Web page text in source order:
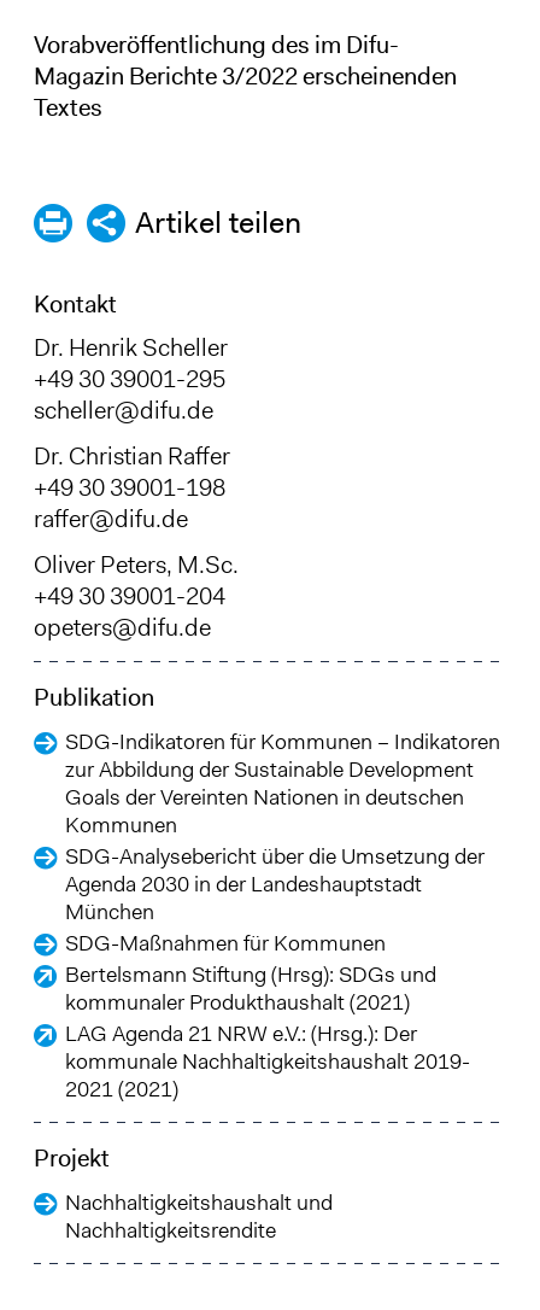
Vorabveröffentlichung des im Difu-
Magazin Berichte 3/2022 erscheinenden
Textes
Artikel teilen
Kontakt
Dr. Henrik Scheller
+49 30 39001-295
scheller@difu.de
Dr. Christian Raffer
+49 30 39001-198
raffer@difu.de
Oliver Peters, M.Sc.
+49 30 39001-204
opeters@difu.de
Publikation
SDG-Indikatoren für Kommunen – Indikatoren
zur Abbildung der Sustainable Development
Goals der Vereinten Nationen in deutschen
Kommunen
SDG-Analysebericht über die Umsetzung der
Agenda 2030 in der Landeshauptstadt
München
SDG-Maßnahmen für Kommunen
Bertelsmann Stiftung (Hrsg): SDGs und
kommunaler Produkthaushalt (2021)
LAG Agenda 21 NRW e.V.: (Hrsg.): Der
kommunale Nachhaltigkeitshaushalt 2019-
2021 (2021)
Projekt
Nachhaltigkeitshaushalt und
Nachhaltigkeitsrendite